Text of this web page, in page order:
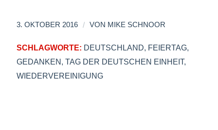
3. OKTOBER 2016 / VON MIKE SCHNOOR
SCHLAGWORTE: DEUTSCHLAND, FEIERTAG,
GEDANKEN, TAG DER DEUTSCHEN EINHEIT,
WIEDERVEREINIGUNG